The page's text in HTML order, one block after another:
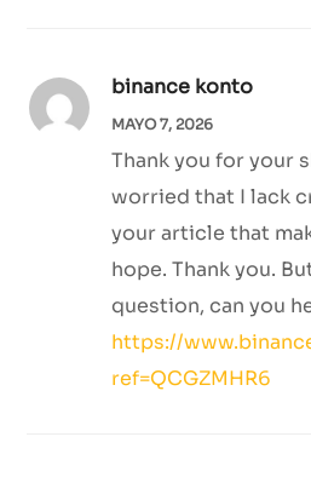
binance konto
MAYO 7, 2026
Thank you for your
worried that I lack
your article that
hope. Thank you.
question, can you
https://
ref=QCGZMHR6